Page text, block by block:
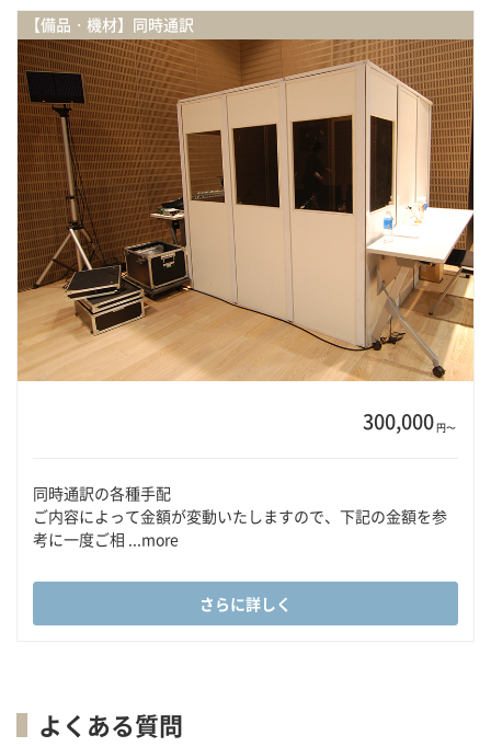
【備品・機材】同時通訳
300,000円〜
同時通訳の各種手配
ご内容によって金額が変動いたしますので、下記の金額を参
考に一度ご相 ...more
さらに詳しく
よくある質問